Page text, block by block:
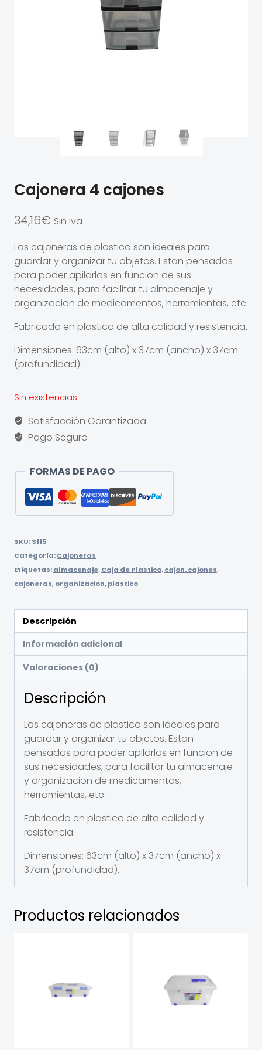
Cajonera 4 cajones
34,16€ Sin Iva
Las cajoneras de plastico son ideales para
guardar y organizar tu objetos. Estan pensadas
para poder apilarlas en funcion de sus
necesidades, para facilitar tu almacenaje y
organizacion de medicamentos, herramientas, etc.
Fabricado en plastico de alta calidad y resistencia.
Dimensiones: 63cm (alto) x 37cm (ancho) x 37cm
(profundidad).
Sin existencias
Satisfacción Garantizada
Pago Seguro
FORMAS DE PAGO
SKU:S115
Categoría:Cajoneras
Etiquetas:almacenaje,Caja de Plastico,cajon. cajones,
cajoneras,organizacion,plastico
Descripción
Información adicional
Valoraciones (0)
Descripción
Las cajoneras de plastico son ideales para
guardar y organizar tu objetos. Estan
pensadas para poder apilarlas en funcion de
sus necesidades, para facilitar tu almacenaje
y organizacion de medicamentos,
herramientas, etc.
Fabricado en plastico de alta calidad y
resistencia.
Dimensiones: 63cm (alto) x 37cm (ancho) x
37cm (profundidad).
Productos relacionados